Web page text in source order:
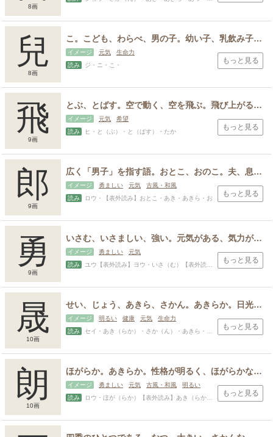
8画
兒
8画
こ。こども、わらべ、男の子。幼い子、乳飲み子。若者、青年。親から見た子供、むすめ、むすこ。
イメージ 元気
生命力
読み
ジ・ニ・こ・
もっと見る
飛
9画
とぶ、とばす。空で動く、空を飛ぶ。飛び上がる、飛び散る。早く行く、急な。空を飛ぶように早いこと。超える。伝わる。高い、高いところにある。
イメージ 元気
希望
読み
ヒ・と（ぶ）・と（ばす）・たか
もっと見る
郎
9画
広く「男子」を指す語。おとこ、おのこ。夫、息子など特に若い男性を指す
イメージ 勇ましい 元気
古風・和風
読み
ロウ・【表外読み】おとこ・あき・あきら・お
もっと見る
勇
9画
いさむ、いさましい、強い。元気がある、気力がある、思い切りがいい、潔い。勇み立つ、奮い立つ。非常に強い兵士、兵士。
イメージ 勇ましい
元気
読み
ユウ【表外読み】ヨウ・いさ（む）【表外読み】つよ（い）・いさ・いさお・いさまし・いさみ・いさむ・お・さ・そよ・たけ・たけし・とし・はや・よ
もっと見る
晟
10画
せい、じょう、あきら、さかん。あきらか。日光が降り注ぐさま。明るく前向きなもののたとえ。
イメージ 明るい 健康 元気
生命力
読み
セイ・あき（らか）・さか（ん）・あきら・てる・まさ
もっと見る
朗
10画
ほがらか。あきらか。性格が明るく、ほがらかな様。曇り、にごりのない美しい様子。素直、わだかまりがなく、心が澄んでいる。高らか、高らかに。よく通る声、はっきりしている様子。
イメージ 勇ましい 元気 古風・和風
明るい
読み
ロウ・ほが（らか）【表外読み】あき（らか）・ たか（らか）・あき・あきら・お・さえ・とき・ほがら
もっと見る